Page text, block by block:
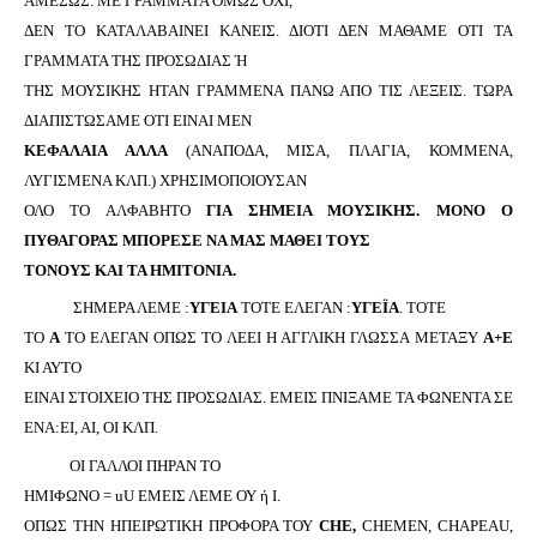
ΔΕΝ ΤΟ ΚΑΤΑΛΑΒΑΙΝΕΙ ΚΑΝΕΙΣ. ΔΙΟΤΙ ΔΕΝ ΜΑΘΑΜΕ ΟΤΙ ΤΑ
ΓΡΑΜΜΑΤΑ ΤΗΣ ΠΡΟΣΩΔΙΑΣ Ή
ΤΗΣ ΜΟΥΣΙΚΗΣ ΗΤΑΝ ΓΡΑΜΜΕΝΑ ΠΑΝΩ ΑΠΟ ΤΙΣ ΛΕΞΕΙΣ. ΤΩΡΑ
ΔΙΑΠΙΣΤΩΣΑΜΕ ΟΤΙ ΕΙΝΑΙ ΜΕΝ
ΚΕΦΑΛΑΙΑ ΑΛΛΑ (ΑΝΑΠΟΔΑ, ΜΙΣΑ, ΠΛΑΓΙΑ, ΚΟΜΜΕΝΑ,
ΛΥΓΙΣΜΕΝΑ ΚΛΠ.) ΧΡΗΣΙΜΟΠΟΙΟΥΣΑΝ
ΟΛΟ ΤΟ ΑΛΦΑΒΗΤΟΓΙΑ ΣΗΜΕΙΑ ΜΟΥΣΙΚΗΣ. ΜΟΝΟ Ο
ΠΥΘΑΓΟΡΑΣ ΜΠΟΡΕΣΕ ΝΑ ΜΑΣ ΜΑΘΕΙ ΤΟΥΣ
ΤΟΝΟΥΣ ΚΑΙ ΤΑ ΗΜΙΤΟΝΙΑ.
ΣΗΜΕΡΑ ΛΕΜΕ :ΥΓΕΙΑΤΟΤΕ ΕΛΕΓΑΝ :ΥΓΕΪΑ. ΤΟΤΕ
ΤΟΑ ΤΟ ΕΛΕΓΑΝ ΟΠΩΣ ΤΟ ΛΕΕΙ Η ΑΓΓΛΙΚΗ ΓΛΩΣΣΑ ΜΕΤΑΞΥΑ+Ε
ΚΙ ΑΥΤΟ
ΕΙΝΑΙ ΣΤΟΙΧΕΙΟ ΤΗΣ ΠΡΟΣΩΔΙΑΣ. ΕΜΕΙΣ ΠΝΙΞΑΜΕ ΤΑ ΦΩΝΕΝΤΑ ΣΕ
ΕΝΑ:ΕΙ, ΑΙ, ΟΙ ΚΛΠ.
ΟΙ ΓΑΛΛΟΙ ΠΗΡΑΝ ΤΟ
ΗΜΙΦΩΝΟ = uU ΕΜΕΙΣ ΛΕΜΕ ΟΥ ή Ι.
ΟΠΩΣ ΤΗΝ ΗΠΕΙΡΩΤΙΚΗ ΠΡΟΦΟΡΑ ΤΟΥCHE, CHEMEN ,CHAPEAU